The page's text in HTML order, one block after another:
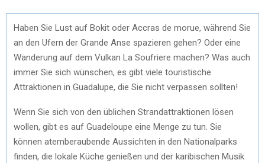
Haben Sie Lust auf Bokit oder Accras de morue, während Sie
an den Ufern der Grande Anse spazieren gehen? Oder eine
Wanderung auf dem Vulkan La Soufriere machen? Was auch
immer Sie sich wünschen, es gibt viele touristische
Attraktionen in Guadalupe, die Sie nicht verpassen sollten!
Wenn Sie sich von den üblichen Strandattraktionen lösen
wollen, gibt es auf Guadeloupe eine Menge zu tun. Sie
können atemberaubende Aussichten in den Nationalparks
finden, die lokale Küche genießen und der karibischen Musik